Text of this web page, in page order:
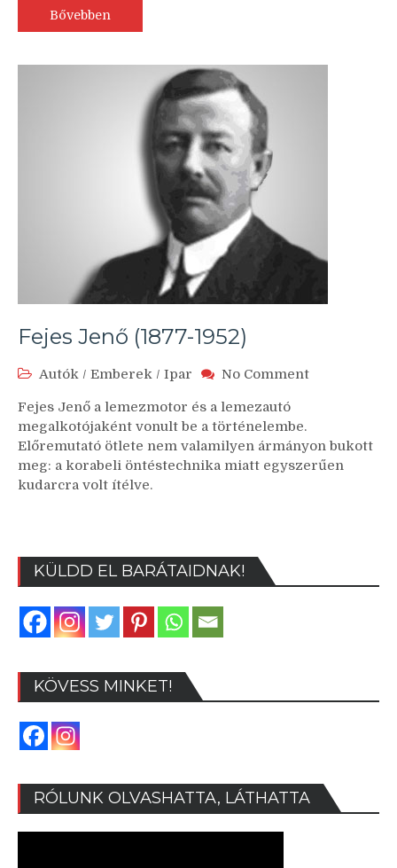
Bővebben
Fejes Jenő (1877-1952)
Autók / Emberek / Ipar No Commenton
1952)
Fejes Jenő a lemezmotor és a lemezautó
megalkotójaként vonult be a történelembe.
Előremutató ötlete nem valamilyen ármányon bukott
meg: a korabeli öntéstechnika miatt egyszerűen
kudarcra volt ítélve.
KÜLDD EL BARÁTAIDNAK!
KÖVESS MINKET!
RÓLUNK OLVASHATTA, LÁTHATTA